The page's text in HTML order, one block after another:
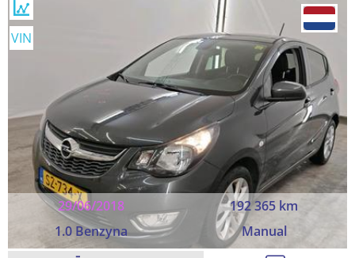
29/06/2018
192 365 km
1.0 Benzyna
Manual
VIN